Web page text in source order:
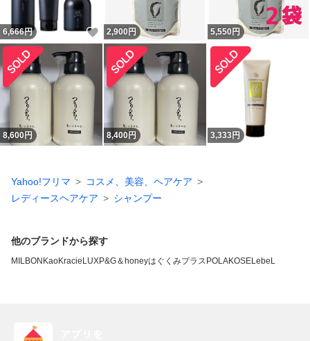
6,666円 いいね！
2,900 円 5,550 円
8,600円 8,400円 3,333円
Yahoo!フリマ
コスメ、美容、ヘアケア
レディースヘアケア
シャンプー
他のブランドから探す
MILBON KaoKracie LUXP&G＆honeyはぐくみプラス POLAKOSELebeL